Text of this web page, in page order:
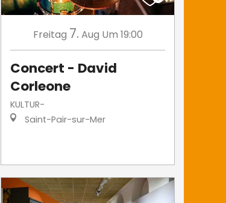
Freitag 7. Aug Um 19:00
Concert - David
Corleone
KULTUR-
Saint-Pair-sur-Mer